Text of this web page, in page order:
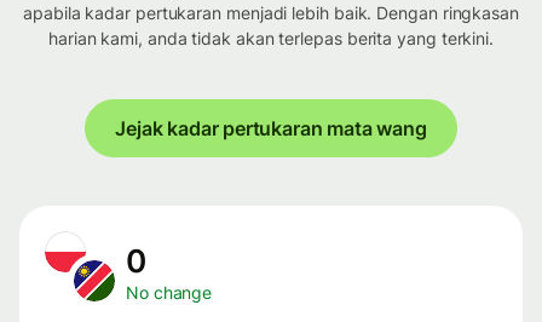
apabila kadar pertukaran menjadi lebih baik. Dengan ringkasan
harian kami, anda tidak akan terlepas berita yang terkini.
Jejak kadar pertukaran mata wang
0
No change